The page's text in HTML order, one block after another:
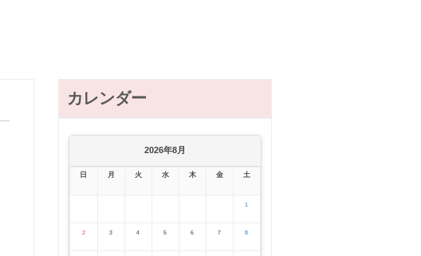
カレンダー
2026年8月
日 月 火 水 木 金 土
1
2 3 4 5 6 7 8